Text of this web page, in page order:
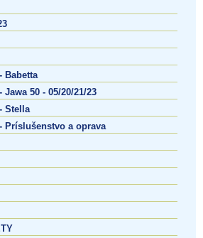
Babetta
Jawa 50 - 05/20/21/23
Stella
Príslušenstvo a oprava